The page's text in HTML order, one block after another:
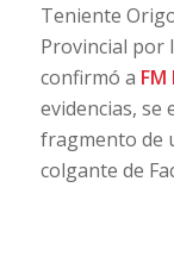
Teniente
Provincial por
confirmó a FM
evidencias,
fragmento de
colgante de